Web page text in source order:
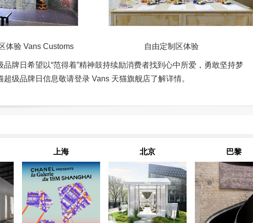
验 Vans Customs 自由定制区体验
品牌日希望以“范得着”精神鼓持续励消费者找到心中所爱，勇敢坚持梦
超级品牌日信息敬请登录 Vans 天猫旗舰店了解详情。
上海 北京 巴黎